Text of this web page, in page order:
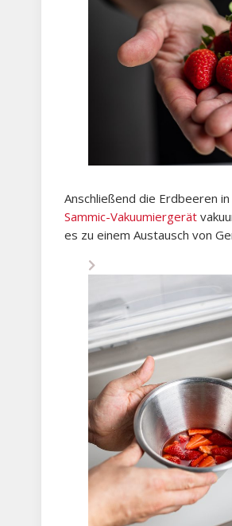
Anschließend die Erdbeeren
Sammic-Vakuumiergerät
es zu einem Austausch von